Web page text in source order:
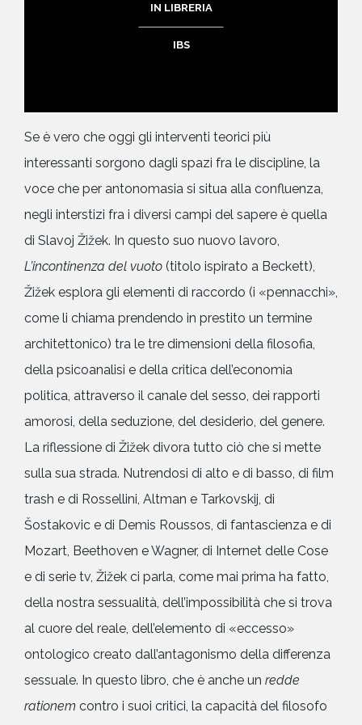
IN LIBRERIA
IBS
Se è vero che oggi gli interventi teorici più
interessanti sorgono dagli spazi fra le discipline, la
voce che per antonomasia si situa alla confluenza,
negli interstizi fra i diversi campi del sapere è quella
di Slavoj Žižek. In questo suo nuovo lavoro,
L’incontinenza del vuoto (titolo ispirato a Beckett),
Žižek esplora gli elementi di raccordo (i «pennacchi»,
come li chiama prendendo in prestito un termine
architettonico) tra le tre dimensioni della filosofia,
della psicoanalisi e della critica dell’economia
politica, attraverso il canale del sesso, dei rapporti
amorosi, della seduzione, del desiderio, del genere.
La riflessione di Žižek divora tutto ciò che si mette
sulla sua strada. Nutrendosi di alto e di basso, di film
trash e di Rossellini, Altman e Tarkovskij, di
Šostakovic e di Demis Roussos, di fantascienza e di
Mozart, Beethoven e Wagner, di Internet delle Cose
e di serie tv, Žižek ci parla, come mai prima ha fatto,
della nostra sessualità, dell’impossibilità che si trova
al cuore del reale, dell’elemento di «eccesso»
ontologico creato dall’antagonismo della differenza
sessuale. In questo libro, che è anche un redde
rationem contro i suoi critici, la capacità del filosofo